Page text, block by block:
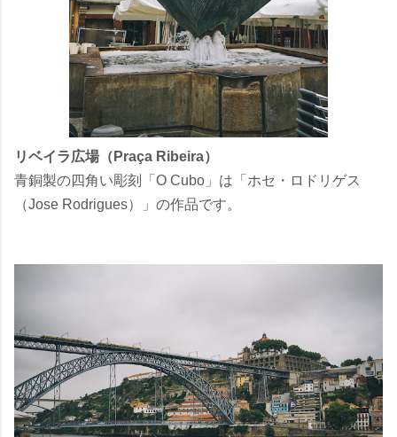
リベイラ広場（Praça Ribeira）
青銅製の四角い彫刻「O Cubo」は「ホセ・ロドリゲス
（Jose Rodrigues）」の作品です。